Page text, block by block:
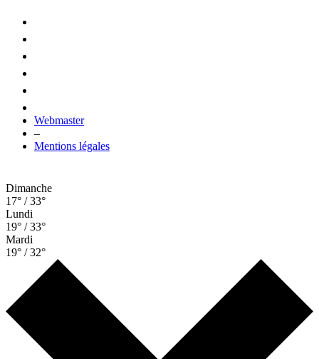
Webmaster
–
Mentions légales
Dimanche
17° / 33°
Lundi
19° / 33°
Mardi
19° / 32°